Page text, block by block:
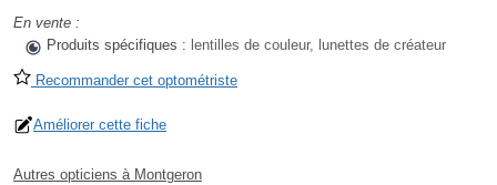
En vente :
Produits spécifiques : lentilles de couleur, lunettes de créateur
Recommander cet optométriste
Améliorer cette fiche
Autres opticiens à Montgeron